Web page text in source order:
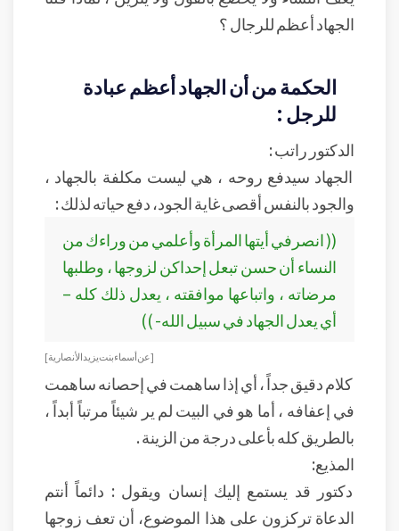
الجهاد أعظم للرجال ؟
الحكمة من أن الجهاد أعظم عبادة
للرجل :
الدكتور راتب :
الجهاد سيدفع روحه ، هي ليست مكلفة بالجهاد ،
والجود بالنفس أقصى غاية الجود، دفع حياته لذلك :
(( انصرفي أيتها المرأة وأعلمي من وراءك من
النساء أن حسن تبعل إحداكن لزوجها ، وطلبها
مرضاته ، واتباعها موافقته ، يعدل ذلك كله –
أي يعدل الجهاد في سبيل الله- ))
[ عن أسماء بنت يزيد الأنصارية ]
كلام دقيق جداً ، أي إذا ساهمت في إحصانه ساهمت
في إعفافه ، أما هو في البيت لم ير شيئاً مرتباً أبداً ،
بالطريق كله بأعلى درجة من الزينة .
المذيع:
دكتور قد يستمع إليك إنسان ويقول : دائماً أنتم
الدعاة تركزون على هذا الموضوع، أن تعف زوجها